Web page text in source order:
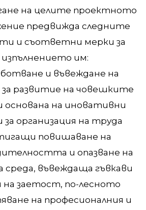
на целите проектното
предвижда следните
и съответни мерки за
изпълнението им:
и въвеждане на
развитие на човешките
основана на иновативни
за организация на труда
повишаване на
и опазване на
среда, въвеждаща гъвкави
заетост, по-лесното
на професионалния и